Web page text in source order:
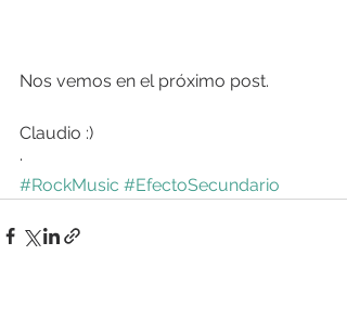
Nos vemos en el próximo post.
Claudio :)
·
#RockMusic #EfectoSecundario